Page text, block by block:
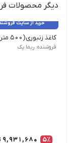
دیگر محصولات
خرید از سایت
کاغذ زنبوری(۵۰۰ متری)
فروشنده: ریما پک
5٪ 9,931,680